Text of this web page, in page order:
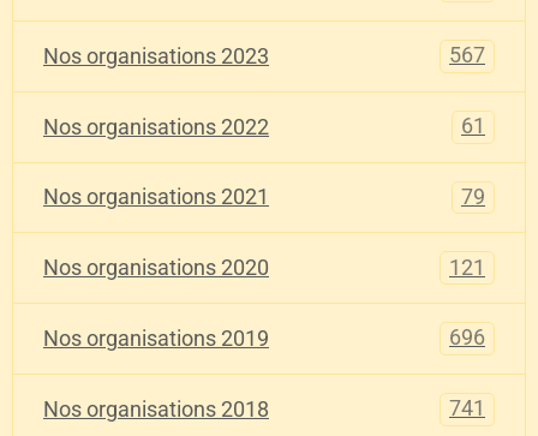
Nos organisations 2023 567
Nos organisations 2022 61
Nos organisations 2021 79
Nos organisations 2020 121
Nos organisations 2019 696
Nos organisations 2018 741